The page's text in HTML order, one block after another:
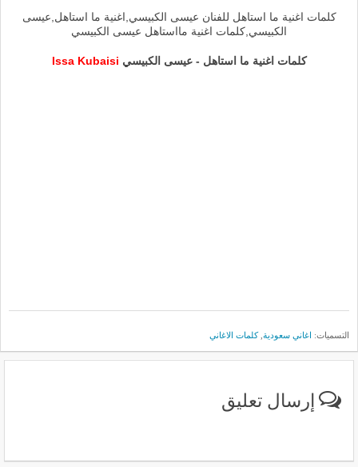
كلمات اغنية ما استاهل للفنان عيسى الكبيسي,اغنية ما استاهل,عيسى
الكبيسي,كلمات اغنية مااستاهل عيسى الكبيسي
كلمات اغنية ما استاهل - عيسى الكبيسي
التسميات: اغاني سعودية ,كلمات الاغاني
إرسال تعليق